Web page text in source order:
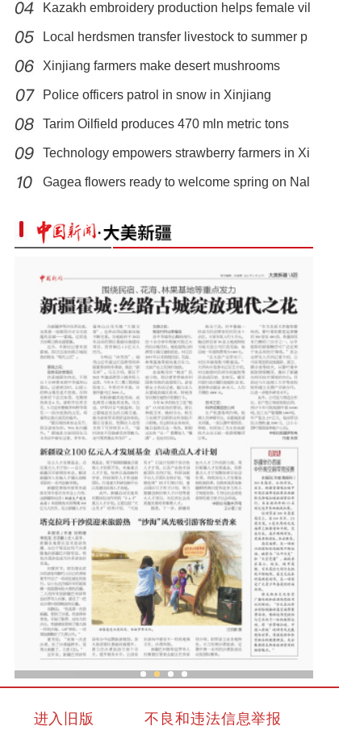
新疆：荒漠戈壁万余亩红柳花绽放
Kazakh embroidery production helps female vil
Local herdsmen transfer livestock to summer p
Xinjiang farmers make desert mushrooms
bloom
Police officers patrol in snow in Xinjiang
Tarim Oilfield produces 470 mln metric tons
Technology empowers strawberry farmers in Xi
Gagea flowers ready to welcome spring on Nal
进入旧版 不良和违法信息举报